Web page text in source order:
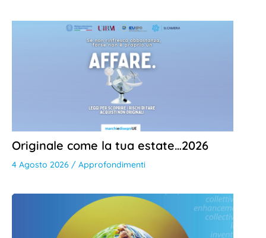
Originale come la tua estate…2026
4 Agosto 2026 / Approfondimenti